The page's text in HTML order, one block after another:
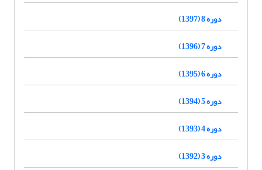
دوره 8 (1397)
دوره 7 (1396)
دوره 6 (1395)
دوره 5 (1394)
دوره 4 (1393)
دوره 3 (1392)